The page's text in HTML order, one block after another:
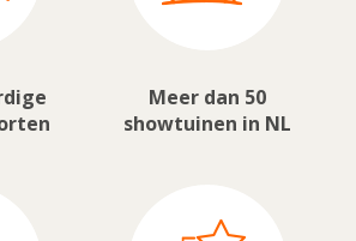
Meer dan 50
showtuinen in NL